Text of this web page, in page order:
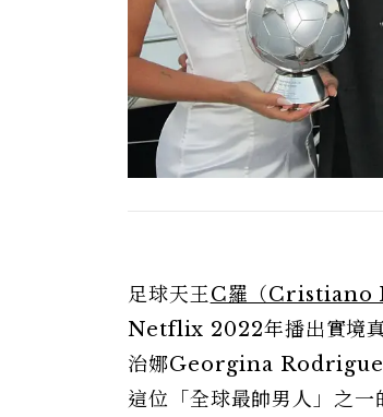
足球天王C羅（Cristiano
Netflix 2022年播出實境
治娜Georgina Rodriguez
這位「全球最帥男人」之一